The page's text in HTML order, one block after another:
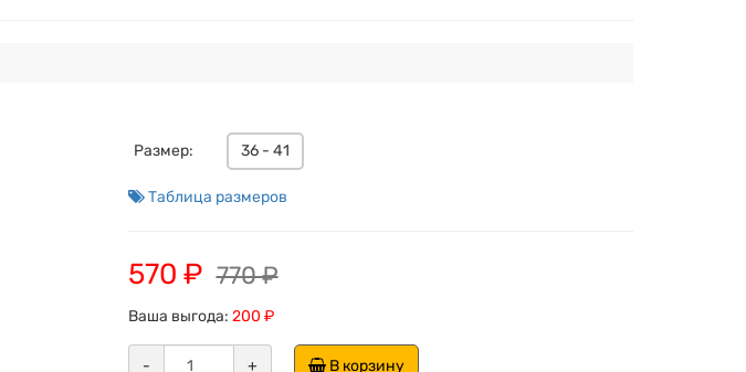
Размер: 36 - 41
Таблица размеров
570 ₽ 770 ₽
Ваша выгода: 200 ₽
- + В корзину